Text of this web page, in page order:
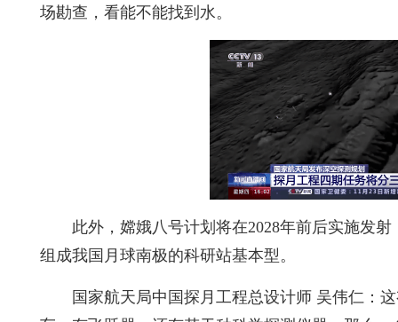
场勘查，看能不能找到水。
此外，嫦娥八号计划将在2028年前后实施发
组成我国月球南极的科研站基本型。
国家航天局中国探月工程总设计师 吴伟仁：